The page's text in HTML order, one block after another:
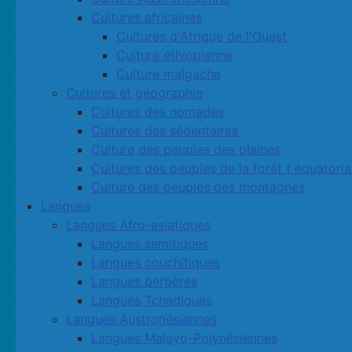
Cultures africaines
Cultures d'Afrique de l'Ouest
Culture éthiopienne
Culture malgache
Cultures et géographie
Cultures des nomades
Cultures des sédentaires
Culture des peuples des plaines
Cultures des peuples de la forêt (
Culture des peuples des montagnes
Langues
Langues Afro-asiatiques
Langues sémitiques
Langues couchitiques
Langues berbères
Langues Tchadiques
Langues Austronésiennes
Langues Malayo-Polynésiennes